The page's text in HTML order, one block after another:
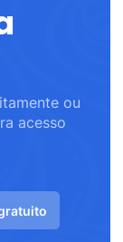
ou
acesso